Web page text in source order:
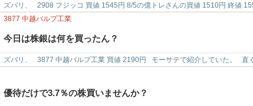
ズバリ、 2908 フジッコ 買値 1545円 8/5の億トレさんの買値 1510円 終値
3877 中越パルプ工業
今日は株銀は何を買ったん？
ズバリ、 3877 中越パルプ工業 買値 2190円 モーサテで紹介していた。
優待だけで3.7％の株買いませんか？